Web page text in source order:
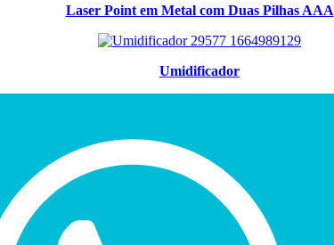
Laser Point em Metal com Duas Pilhas AAA
Umidificador